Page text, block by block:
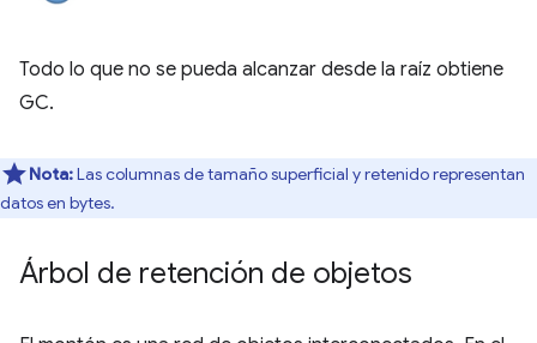
Todo lo que no se pueda alcanzar desde la raíz obtiene
GC.
Nota:Las columnas de tamaño superficial y retenido representan
datos en bytes.
Árbol de retención de objetos